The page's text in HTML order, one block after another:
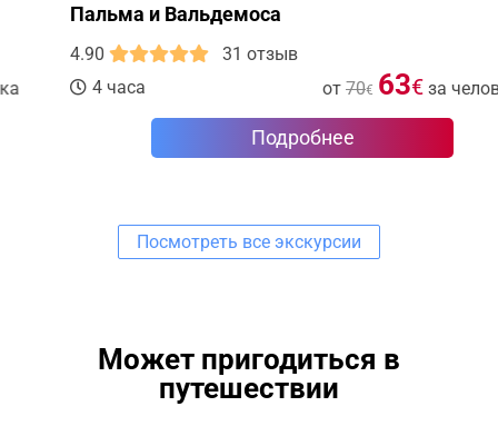
Пальма и Вальдемоса
31 отзыв
4 часа
63€ за человека
Подробнее
Посмотреть все экскурсии
Может пригодиться в
путешествии